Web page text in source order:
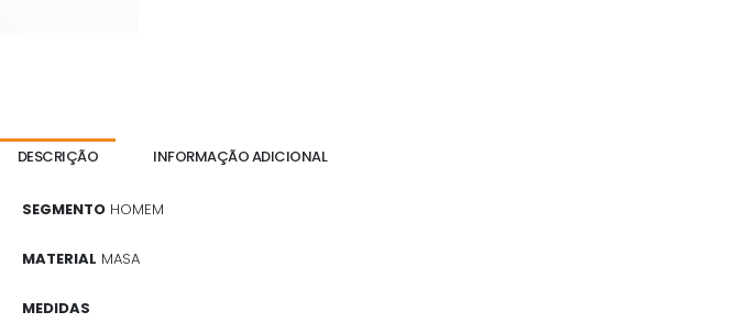
DESCRIÇÃO INFORMAÇÃO ADICIONAL
SEGMENTO HOMEM
MATERIAL MASA
MEDIDAS